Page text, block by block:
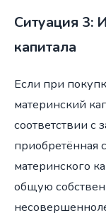
Ситуация 3:
капитала
Если при
материнский
соответствии с
приобретённая
материнского
общую